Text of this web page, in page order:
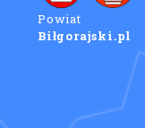
Powiat
Biłgorajski.pl